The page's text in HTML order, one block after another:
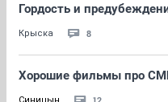
Гордость и
Крыска 8
Хорошие фильмы про